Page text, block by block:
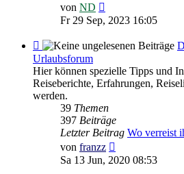
von ND
Beitrag
Fr 29 Sep, 2023 16:05
Feed
-
Das
Reise-
und
Urlaubsforum
Urlaubsforum
Hier können spezielle Tipps und
Reiseberichte, Erfahrungen,
werden.
39 Themen
397 Beiträge
Letzter Beitrag Wo verreist
von franzz
Beitrag
Sa 13 Jun, 2020 08:53